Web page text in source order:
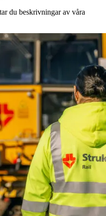
du beskrivningar av våra